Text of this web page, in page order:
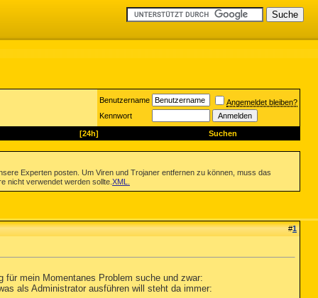
Benutzername
Angemeldet bleiben?
Kennwort
[24h] Suchen
Experten posten. Um Viren und Trojaner entfernen zu können, muss das
nicht verwendet werden sollte. XML
#1
mein Momentanes Problem suche und zwar:
als Administrator ausführen will steht da immer: